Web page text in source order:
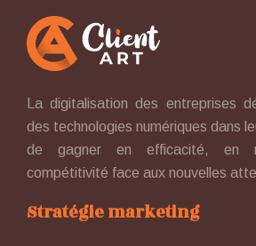
La digitalisation des entreprises
des technologies numériques dans
de gagner en efficacité, en
compétitivité face aux nouvelles
Stratégie marketing